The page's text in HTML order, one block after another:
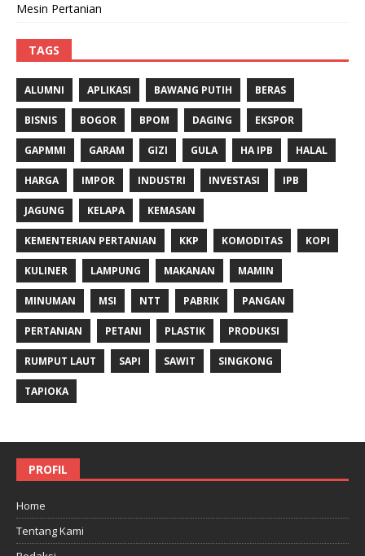
Mesin Pertanian
TAGS
ALUMNI APLIKASI BAWANG PUTIH BERAS
BISNIS BOGOR BPOM DAGING EKSPOR
GAPMMI GARAM GIZI GULA HA IPB HALAL
HARGA IMPOR INDUSTRI INVESTASI IPB
JAGUNG KELAPA KEMASAN
KEMENTERIAN PERTANIAN KKP KOMODITAS KOPI
KULINER LAMPUNG MAKANAN MAMIN
MINUMAN MSI NTT PABRIK PANGAN
PERTANIAN PETANI PLASTIK PRODUKSI
RUMPUT LAUT SAPI SAWIT SINGKONG
TAPIOKA
PROFIL
Home
Tentang Kami